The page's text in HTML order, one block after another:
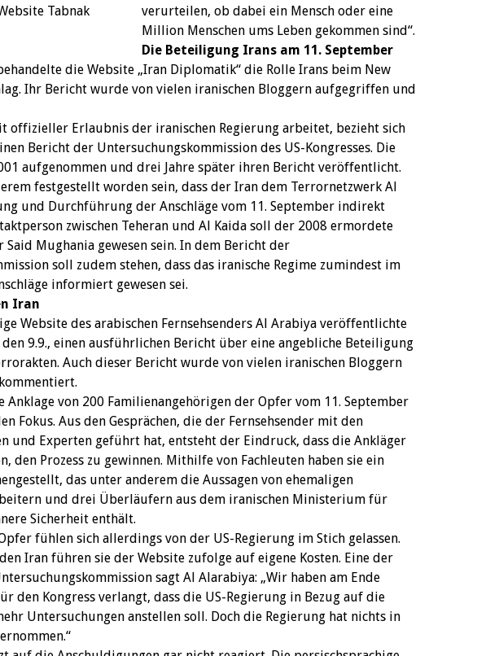
Tabnak
verurteilen, ob dabei ein Mensch oder eine
Million Menschen ums Leben gekommen sind“.
Die Beteiligung Irans am 11. September
die Website „Iran Diplomatik“ die Rolle Irans beim New
Ihr Bericht wurde von vielen iranischen Bloggern aufgegriffen und
offizieller Erlaubnis der iranischen Regierung arbeitet, bezieht sich
Bericht der Untersuchungskommission des US-Kongresses. Die
aufgenommen und drei Jahre später ihren Bericht veröffentlicht.
festgestellt worden sein, dass der Iran dem Terrornetzwerk Al
und Durchführung der Anschläge vom 11. September indirekt
zwischen Teheran und Al Kaida soll der 2008 ermordete
Mughania gewesen sein. In dem Bericht der
soll zudem stehen, dass das iranische Regime zumindest im
informiert gewesen sei.
Iran
Website des arabischen Fernsehsenders Al Arabiya veröffentlichte
9.9., einen ausführlichen Bericht über eine angebliche Beteiligung
Auch dieser Bericht wurde von vielen iranischen Bloggern
von 200 Familienangehörigen der Opfer vom 11. September
Fokus. Aus den Gesprächen, die der Fernsehsender mit den
und Experten geführt hat, entsteht der Eindruck, dass die Ankläger
den Prozess zu gewinnen. Mithilfe von Fachleuten haben sie ein
das unter anderem die Aussagen von ehemaligen
und drei Überläufern aus dem iranischen Ministerium für
Sicherheit enthält.
fühlen sich allerdings von der US-Regierung im Stich gelassen.
Iran führen sie der Website zufolge auf eigene Kosten. Eine der
sagt Al Alarabiya: „Wir haben am Ende
den Kongress verlangt, dass die US-Regierung in Bezug auf die
Untersuchungen anstellen soll. Doch die Regierung hat nichts in